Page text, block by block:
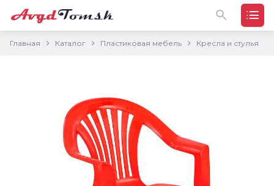
Главная Каталог Пластиковая мебель Кресла и стулья